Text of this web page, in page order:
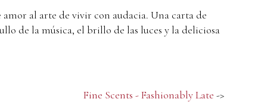
al arte de vivir con audacia. Una carta de
de la música, el brillo de las luces y la deliciosa
Fine Scents - Fashionably Late ->